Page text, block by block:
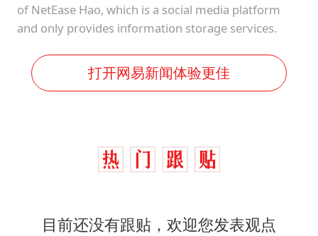
of NetEase Hao, which is a social media platform
and only provides information storage services.
打开网易新闻体验更佳
目前还没有跟贴，欢迎您发表观点